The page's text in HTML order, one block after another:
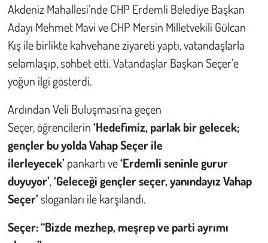
Akdeniz Mahallesi’nde CHP Erdemli Belediye Başkan
Adayı Mehmet Mavi ve CHP Mersin Milletvekili Gülcan
Kış ile birlikte kahvehane ziyareti yaptı, vatandaşlarla
selamlaşıp, sohbet etti. Vatandaşlar Başkan Seçer’e
yoğun ilgi gösterdi.
Ardından Veli Buluşması’na geçen
Seçer, öğrencilerin‘Hedefimiz, parlak bir gelecek;
gençler bu yolda Vahap Seçer ile
ilerleyecek’pankartı ve‘Erdemli seninle gurur
duyuyor’,‘Geleceği gençler seçer, yanındayız Vahap
Seçer’sloganları ile karşılandı.
Seçer:“Bizde mezhep, meşrep ve parti ayrımı